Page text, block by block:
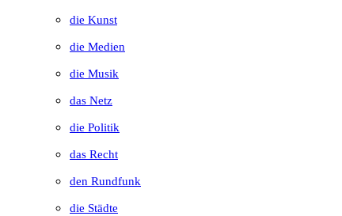
die Kunst
die Medien
die Musik
das Netz
die Politik
das Recht
den Rundfunk
die Städte